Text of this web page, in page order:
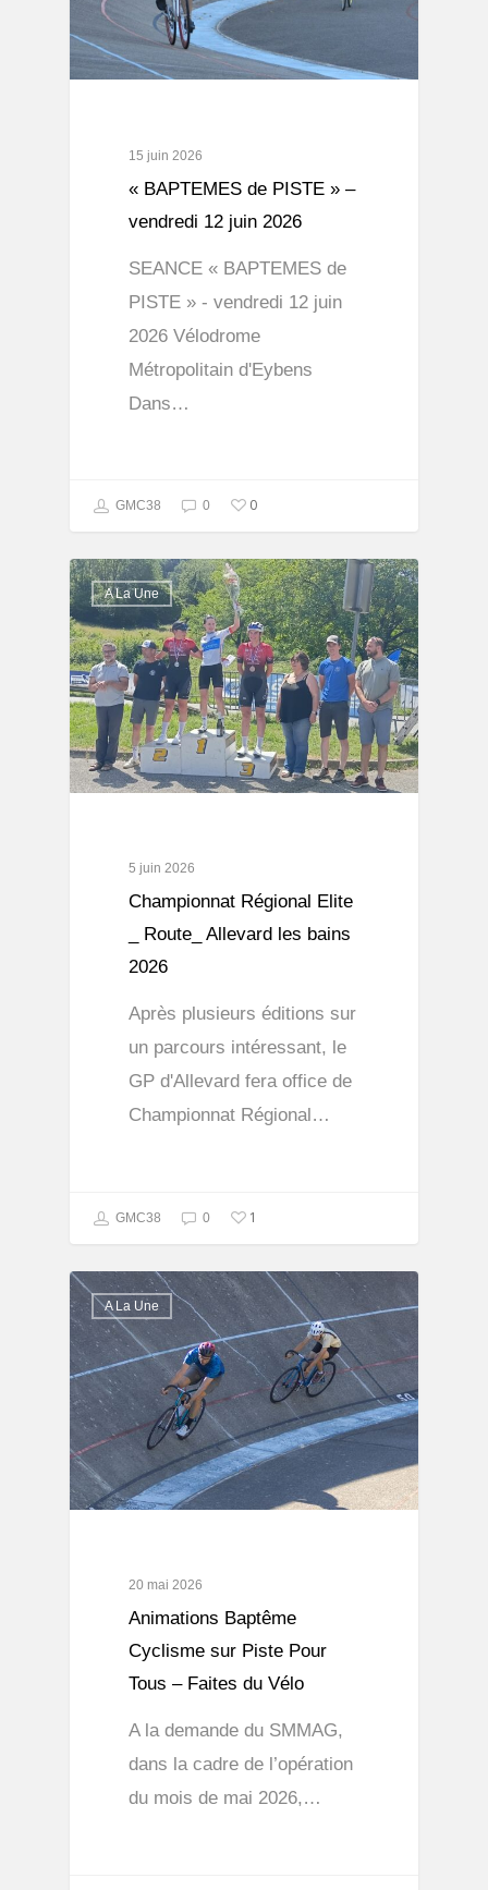
15 juin 2026
« BAPTEMES de PISTE » –
vendredi 12 juin 2026
SEANCE « BAPTEMES de
PISTE » - vendredi 12 juin
2026 Vélodrome
Métropolitain d'Eybens
Dans…
GMC38 0 0
A La Une
5 juin 2026
Championnat Régional Elite
_ Route_ Allevard les bains
2026
Après plusieurs éditions sur
un parcours intéressant, le
GP d'Allevard fera office de
Championnat Régional…
GMC38 0 1
A La Une
20 mai 2026
Animations Baptême
Cyclisme sur Piste Pour
Tous – Faites du Vélo
A la demande du SMMAG,
dans la cadre de l’opération
du mois de mai 2026,…